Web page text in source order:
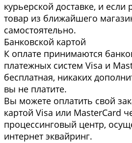
курьерской доставке, и
товар из ближайшего
самоcтоятельно.
Банковской картой
К оплате принимаются
платежных систем Visa и
бесплатная, никаких
вы не платите.
Вы можете оплатить свой
картой Visa или MasterCard
процессинговый центр,
интернет эквайринг.